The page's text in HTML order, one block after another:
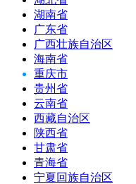
湖南省
广东省
广西壮族自治区
海南省
重庆市
贵州省
云南省
西藏自治区
陕西省
甘肃省
青海省
宁夏回族自治区